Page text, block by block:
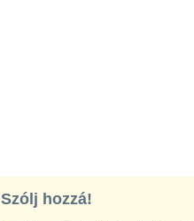
Szólj hozzá!